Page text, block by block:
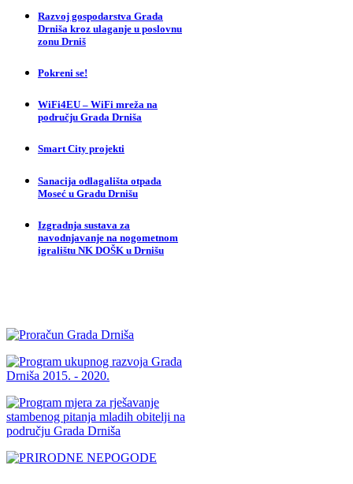
Razvoj gospodarstva Grada
Drniša kroz ulaganje u poslovnu
zonu Drniš
Pokreni se!
WiFi4EU – WiFi mreža na
području Grada Drniša
Smart City projekti
Sanacija odlagališta otpada
Moseć u Gradu Drnišu
Izgradnja sustava za
navodnjavanje na nogometnom
igralištu NK DOŠK u Drnišu